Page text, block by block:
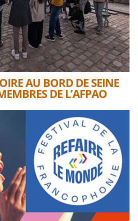
AU BORD DE SEINE
DE L’AFPAO